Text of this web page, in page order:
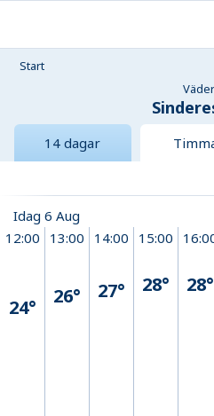
Start
Väder
14 dagar
Idag 6 Aug
12:00
24°
13:00
26°
14:00
27°
15:00
28° 28°